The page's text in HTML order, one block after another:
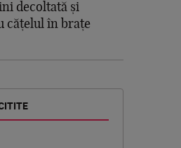
decoltată și
cățelul în brațe